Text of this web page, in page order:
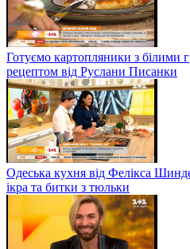
Готуємо картопляники з білими
рецептом від Руслани Писанки
Одеська кухня від Фелікса
ікра та битки з тюльки